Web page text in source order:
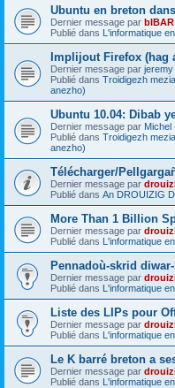
Ubuntu en breton
Dernier message par bIBAR
Publié dans L'informatique
Implijout Firefox (hag
Dernier message par jeremy
Publié dans Troidigezh
anezho)
Ubuntu 10.04: Dibab
Dernier message par Michel
Publié dans Troidigezh
anezho)
Télécharger/
Dernier message par
Publié dans An DROUIZIG
More Than 1 Billion
Dernier message par
Publié dans L'informatique
Pennadoù-skrid
Dernier message par
Publié dans L'informatique
Liste des LIPs pour
Dernier message par
Publié dans L'informatique
Le K barré breton a
Dernier message par
Publié dans L'informatique